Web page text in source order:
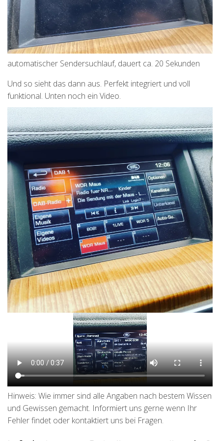
automatischer Sendersuchlauf, dauert ca. 20 Sekunden
Und so sieht das dann aus. Perfekt integriert und voll
funktional. Unten noch ein Video.
Hinweis: Wie immer sind alle Angaben nach bestem Wissen
und Gewissen gemacht. Informiert uns gerne wenn Ihr
Fehler findet oder kontaktiert uns bei Fragen.